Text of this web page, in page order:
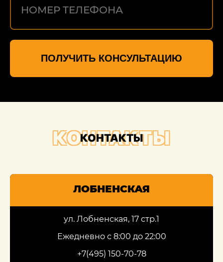
ПОЛУЧИТЬ КОНСУЛЬТАЦИЮ
КОНТАКТЫ
КОНТАКТЫ
ЛОБНЕНСКАЯ
ул. Лобненская, 17 стр.1
Ежедневно с 8:00 до 22:00
+7(495) 150-70-78